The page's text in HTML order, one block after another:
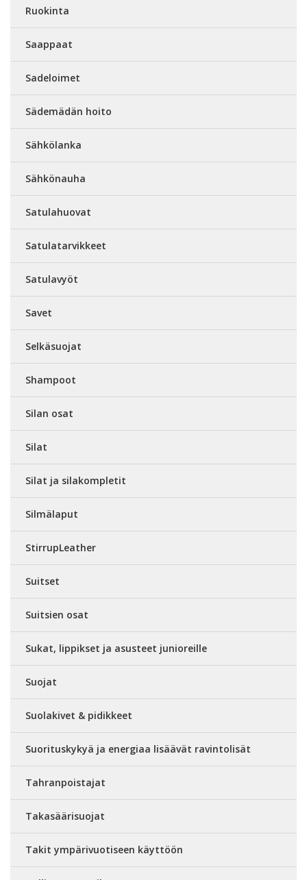
Ruokinta
Saappaat
Sadeloimet
Sädemädän hoito
Sähkölanka
Sähkönauha
Satulahuovat
Satulatarvikkeet
Satulavyöt
Savet
Selkäsuojat
Shampoot
Silan osat
Silat
Silat ja silakompletit
Silmälaput
StirrupLeather
Suitset
Suitsien osat
Sukat, lippikset ja asusteet junioreille
Suojat
Suolakivet & pidikkeet
Suorituskykyä ja energiaa lisäävät ravintolisät
Tahranpoistajat
Takasäärisuojat
Takit ympärivuotiseen käyttöön